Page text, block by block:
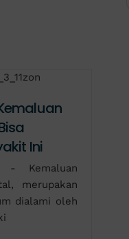
Ini
- Kemaluan
merupakan
dialami oleh